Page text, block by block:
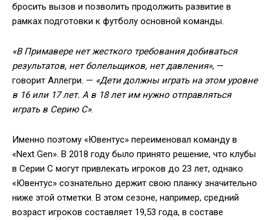
бросить вызов и позволить продолжить развитие в
рамках подготовки к футболу основной команды.
«В Примавере нет жесткого требования добиваться
результатов, нет болельщиков, нет давления», —
говорит Аллегри. — «Дети должны играть на этом уровне
в 16 или 17 лет. А в 18 лет им нужно отправляться
играть в Серию С».
Именно поэтому «Ювентус» переименовал команду в
«Next Gen». В 2018 году было принято решение, что клубы
в Серии С могут привлекать игроков до 23 лет, однако
«Ювентус» сознательно держит свою планку значительно
ниже этой отметки. В этом сезоне, например, средний
возраст игроков составляет 19,53 года, в составе